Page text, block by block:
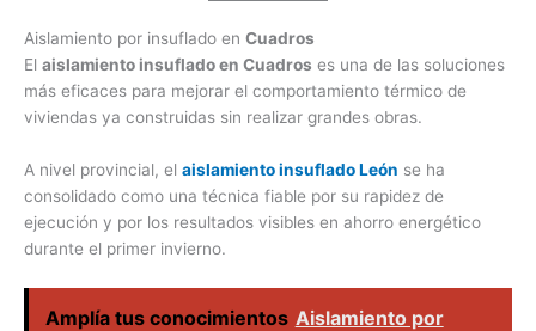
Aislamiento por insuflado en Cuadros
El aislamiento insuflado en Cuadros es una de las soluciones
más eficaces para mejorar el comportamiento térmico de
viviendas ya construidas sin realizar grandes obras.
A nivel provincial, el aislamiento insuflado León se ha
consolidado como una técnica fiable por su rapidez de
ejecución y por los resultados visibles en ahorro energético
durante el primer invierno.
Amplía tus conocimientos Aislamiento por